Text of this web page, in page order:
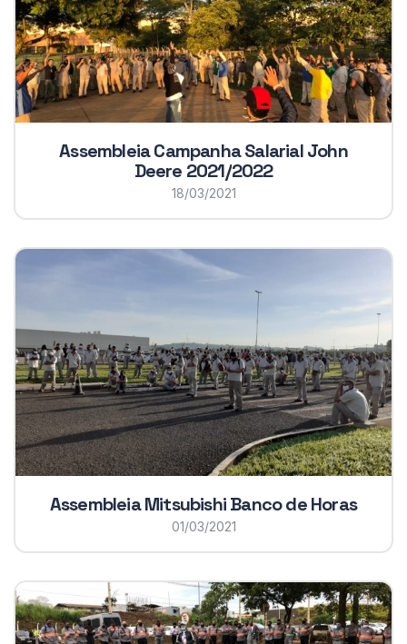
Assembleia Campanha Salarial John
Deere 2021/2022
18/03/2021
Assembleia Mitsubishi Banco de Horas
01/03/2021